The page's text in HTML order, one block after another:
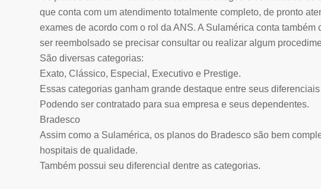
que conta com um atendimento totalmente completo, de pronto
exames de acordo com o rol da ANS. A Sulamérica conta
ser reembolsado se precisar consultar ou realizar algum
São diversas categorias:
Exato, Clássico, Especial, Executivo e Prestige.
Essas categorias ganham grande destaque entre seus
Podendo ser contratado para sua empresa e seus dependentes.
Bradesco
Assim como a Sulamérica, os planos do Bradesco são bem
hospitais de qualidade.
Também possui seu diferencial dentre as categorias.